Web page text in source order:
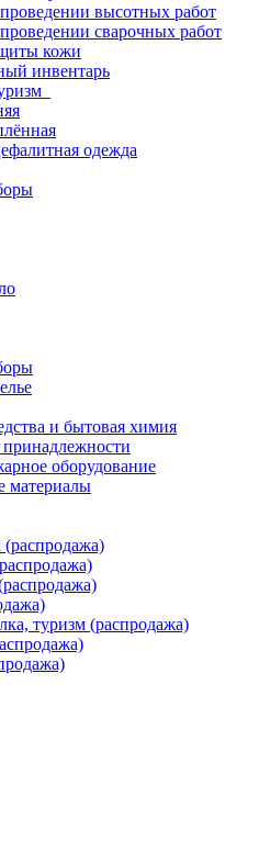
высотных работ
сварочных работ
кожи
инвентарь
одежда
и бытовая химия
оборудование
материалы
туризм (распродажа)